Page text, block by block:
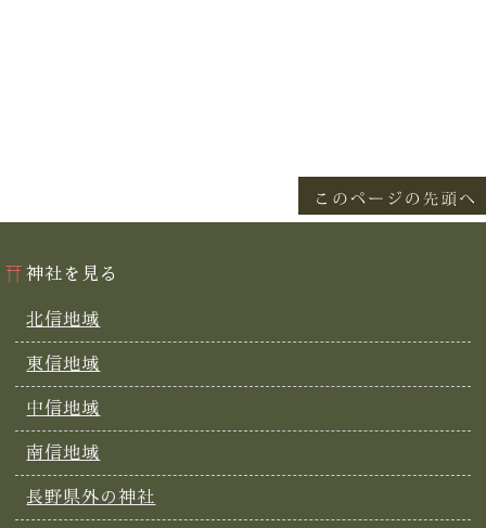
神社を見る
北信地域
東信地域
中信地域
南信地域
長野県外の神社